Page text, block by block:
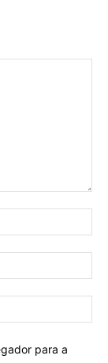
para a